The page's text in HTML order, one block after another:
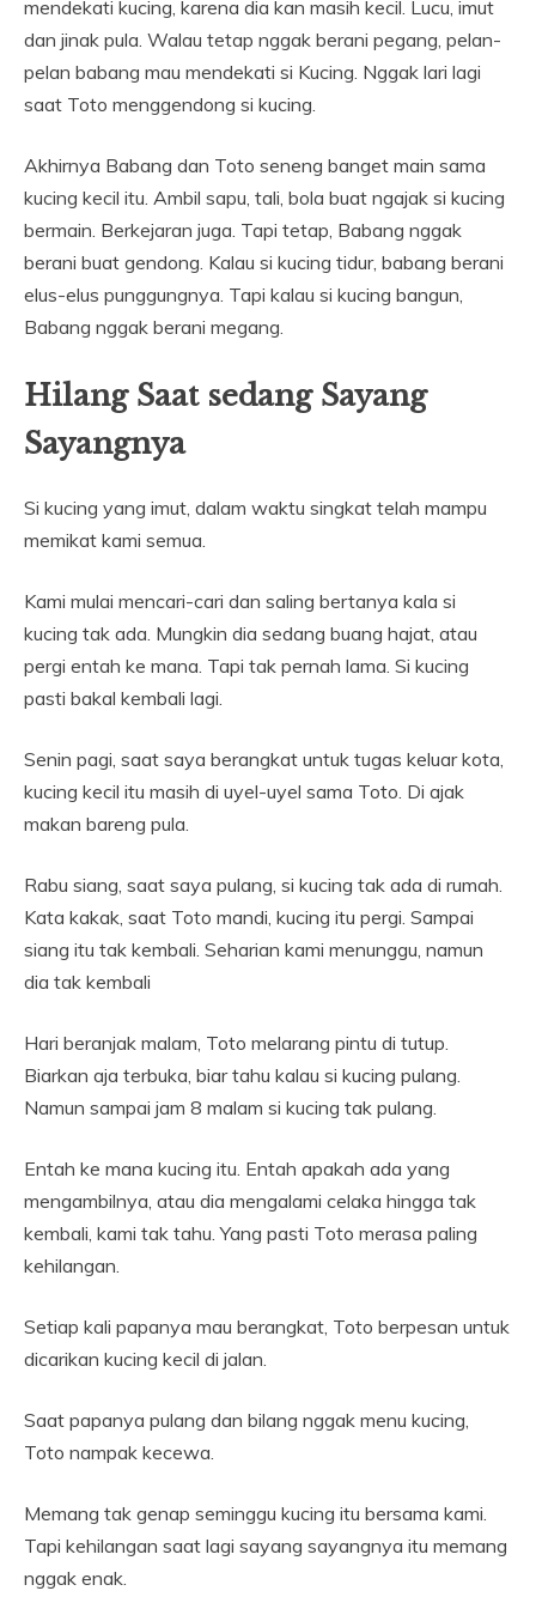
mendekati kucing, karena dia kan masih kecil. Lucu, imut
dan jinak pula. Walau tetap nggak berani pegang, pelan-
pelan babang mau mendekati si Kucing. Nggak lari lagi
saat Toto menggendong si kucing.
Akhirnya Babang dan Toto seneng banget main sama
kucing kecil itu. Ambil sapu, tali, bola buat ngajak si kucing
bermain. Berkejaran juga. Tapi tetap, Babang nggak
berani buat gendong. Kalau si kucing tidur, babang berani
elus-elus punggungnya. Tapi kalau si kucing bangun,
Babang nggak berani megang.
Hilang Saat sedang Sayang
Sayangnya
Si kucing yang imut, dalam waktu singkat telah mampu
memikat kami semua.
Kami mulai mencari-cari dan saling bertanya kala si
kucing tak ada. Mungkin dia sedang buang hajat, atau
pergi entah ke mana. Tapi tak pernah lama. Si kucing
pasti bakal kembali lagi.
Senin pagi, saat saya berangkat untuk tugas keluar kota,
kucing kecil itu masih di uyel-uyel sama Toto. Di ajak
makan bareng pula.
Rabu siang, saat saya pulang, si kucing tak ada di rumah.
Kata kakak, saat Toto mandi, kucing itu pergi. Sampai
siang itu tak kembali. Seharian kami menunggu, namun
dia tak kembali
Hari beranjak malam, Toto melarang pintu di tutup.
Biarkan aja terbuka, biar tahu kalau si kucing pulang.
Namun sampai jam 8 malam si kucing tak pulang.
Entah ke mana kucing itu. Entah apakah ada yang
mengambilnya, atau dia mengalami celaka hingga tak
kembali, kami tak tahu. Yang pasti Toto merasa paling
kehilangan.
Setiap kali papanya mau berangkat, Toto berpesan untuk
dicarikan kucing kecil di jalan.
Saat papanya pulang dan bilang nggak menu kucing,
Toto nampak kecewa.
Memang tak genap seminggu kucing itu bersama kami.
Tapi kehilangan saat lagi sayang sayangnya itu memang
nggak enak.